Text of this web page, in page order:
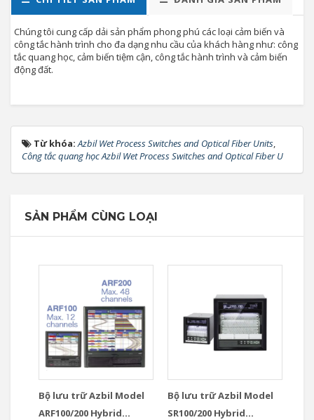
Chúng tôi cung cấp dải sản phẩm phong phú các loại cảm biến và
công tắc hành trình cho đa dạng nhu cầu của khách hàng như: công
tắc quang học, cảm biến tiệm cận, công tắc hành trình và cảm biến
động đất.
Từ khóa:Azbil Wet Process Switches and Optical Fiber Units,
Công tắc quang học Azbil Wet Process Switches and Optical Fiber U
SẢN PHẨM CÙNG LOẠI
Bộ lưu trữ Azbil Model
ARF100/200 Hybrid
Bộ lưu trữ Azbil Model
SR100/200 Hybrid